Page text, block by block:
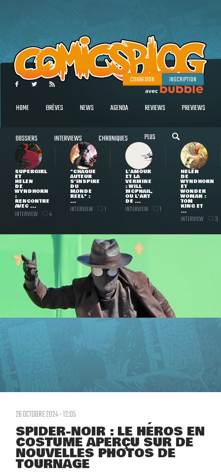
CONNEXION INSCRIPTION
HOME BRÈVES NEWS AGENDA REVIEWS PREVIEWS
DOSSIERS INTERVIEWS CHRONIQUES PLUS
SUPERGIRL
ET
HELEN
DE
WYNDHORN
:
RENCONTRE
AVEC ...
INTERVIEW 4
"CHAQUE
AUTEUR
S'INSPIRE
DU
MONDE
RÉEL" :
...
INTERVIEW 1
L'AMOUR
ET LA
VERMINE
: WILL
MCPHAIL,
OU L'ART
DE ...
INTERVIEW 1
HELEN
DE
WYNDHORN
ET
WONDER
WOMAN :
TOM
KING ET
...
INTERVIEW 3
26 OCTOBRE 2024 - 12:05
SPIDER-NOIR : LE HÉROS EN
COSTUME APERÇU SUR DE
NOUVELLES PHOTOS DE
TOURNAGE